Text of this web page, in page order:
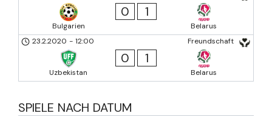
Bulgarien
0 1
Belarus
Freundschaft
23.2.2020 - 12:00
Uzbekistan
0 1
Belarus
SPIELE NACH DATUM